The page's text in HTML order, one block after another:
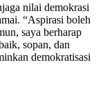
nilai demokrasi
“Aspirasi boleh
saya berharap
sopan, dan
demokratisasi